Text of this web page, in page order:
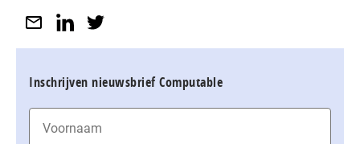
Inschrijven nieuwsbrief Computable